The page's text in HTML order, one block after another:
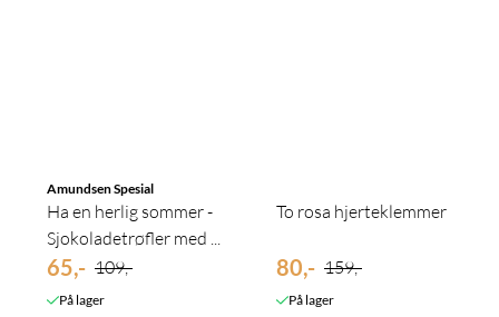
Amundsen Spesial
Ha en herlig sommer -
Sjokoladetrøfler med ...
65,- 109,-
På lager
To rosa hjerteklemmer
80,- 159,-
På lager